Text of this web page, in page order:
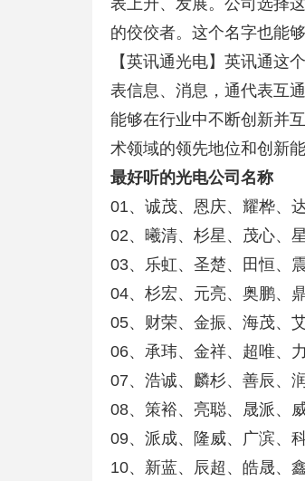
表上升、发展。公司选择
的佼佼者。这个名字也能
【英讯通光电】英讯通这
表信息、消息，通代表互
能够在行业中不断创新并
术领域的领先地位和创新能
最好听的光电公司名称
01、诚茂、恩庆、耀桦、
02、曦清、杉星、茂心、
03、乐虹、圣楚、田恒、
04、杉宏、元亮、奥鹏、
05、财荣、金振、海茂、
06、承玮、金祥、超唯、
07、浩诚、麟杉、善辰、
08、策裕、亮聪、晟派、
09、派成、隆威、广滨、
10、新蓝、辰超、皓晟、